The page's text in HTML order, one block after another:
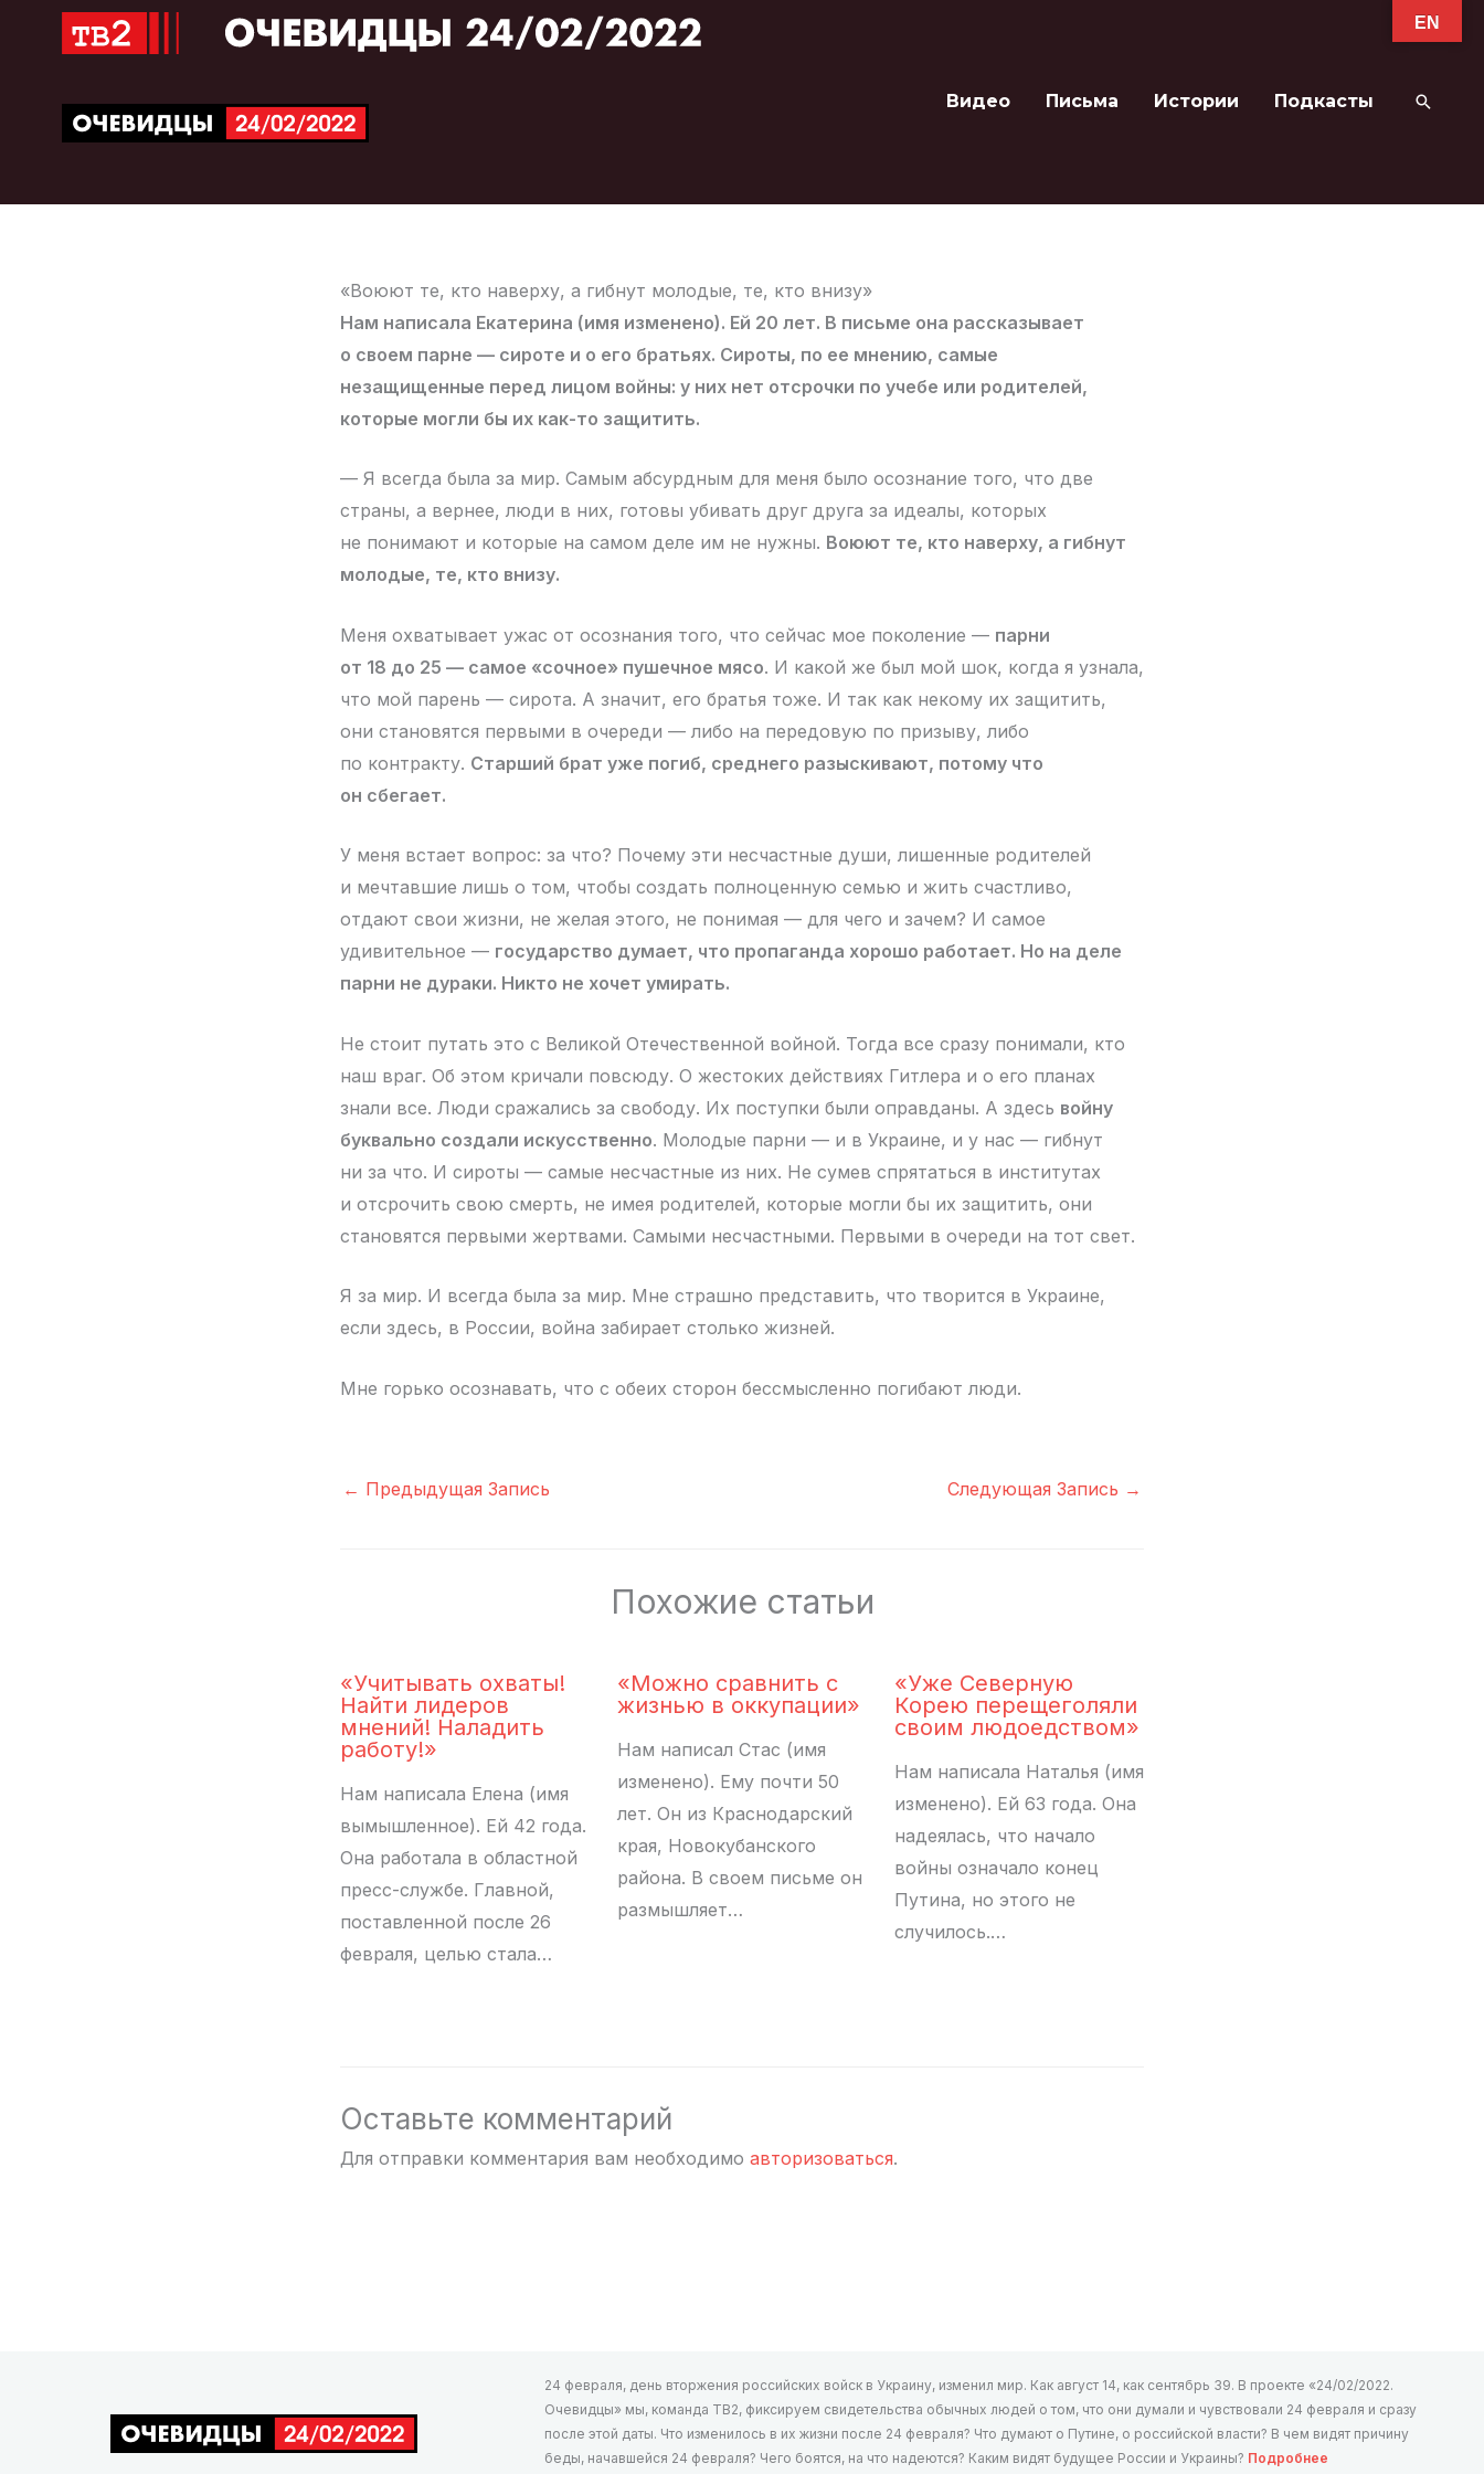
Перейти
Видео Письма Истории Подкасты Поиск
«Воюют те, кто наверху, а гибнут молодые, те, кто внизу»
Нам написала Екатерина (имя изменено). Ей 20 лет. В письме она рассказывает
о своем парне — сироте и о его братьях. Сироты, по ее мнению, самые
незащищенные перед лицом войны: у них нет отсрочки по учебе или родителей,
которые могли бы их как-то защитить.
— Я всегда была за мир. Самым абсурдным для меня было осознание того, что две
страны, а вернее, люди в них, готовы убивать друг друга за идеалы, которых
не понимают и которые на самом деле им не нужны. Воюют те, кто наверху, а гибнут
молодые, те, кто внизу.
Меня охватывает ужас от осознания того, что сейчас мое поколение — парни
от 18 до 25 — самое «сочное» пушечное мясо. И какой же был мой шок, когда я узнала,
что мой парень — сирота. А значит, его братья тоже. И так как некому их защитить,
они становятся первыми в очереди — либо на передовую по призыву, либо
по контракту. Старший брат уже погиб, среднего разыскивают, потому что
он сбегает.
У меня встает вопрос: за что? Почему эти несчастные души, лишенные родителей
и мечтавшие лишь о том, чтобы создать полноценную семью и жить счастливо,
отдают свои жизни, не желая этого, не понимая — для чего и зачем? И самое
удивительное — государство думает, что пропаганда хорошо работает. Но на деле
парни не дураки. Никто не хочет умирать.
Не стоит путать это с Великой Отечественной войной. Тогда все сразу понимали, кто
наш враг. Об этом кричали повсюду. О жестоких действиях Гитлера и о его планах
знали все. Люди сражались за свободу. Их поступки были оправданы. А здесь войну
буквально создали искусственно. Молодые парни — и в Украине, и у нас — гибнут
ни за что. И сироты — самые несчастные из них. Не сумев спрятаться в институтах
и отсрочить свою смерть, не имея родителей, которые могли бы их защитить, они
становятся первыми жертвами. Самыми несчастными. Первыми в очереди на тот свет.
Я за мир. И всегда была за мир. Мне страшно представить, что творится в Украине,
если здесь, в России, война забирает столько жизней.
Мне горько осознавать, что с обеих сторон бессмысленно погибают люди.
← Предыдущая Запись Следующая Запись →
Похожие статьи
«Учитывать охваты!
Найти лидеров
мнений! Наладить
работу!»
Нам написала Елена (имя
вымышленное). Ей 42 года.
Она работала в областной
пресс-службе. Главной,
поставленной после 26
февраля, целью стала…
«Можно сравнить с
жизнью в оккупации»
Нам написал Стас (имя
изменено). Ему почти 50
лет. Он из Краснодарский
края, Новокубанского
района. В своем письме он
размышляет…
«Уже Северную
Корею перещеголяли
своим людоедством»
Нам написала Наталья (имя
изменено). Ей 63 года. Она
надеялась, что начало
войны означало конец
Путина, но этого не
случилось.…
Оставьте комментарий
Для отправки комментария вам необходимо авторизоваться.
24 февраля, день вторжения российских войск в Украину, изменил мир. Как август 14, как сентябрь 39. В проекте «24/02/2022.
Очевидцы» мы, команда ТВ2, фиксируем свидетельства обычных людей о том, что они думали и чувствовали 24 февраля и сразу
после этой даты. Что изменилось в их жизни после 24 февраля? Что думают о Путине, о российской власти? В чем видят причину
беды, начавшейся 24 февраля? Чего боятся, на что надеются? Каким видят будущее России и Украины? Подробнее
EN